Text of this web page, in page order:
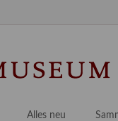
Alles neu